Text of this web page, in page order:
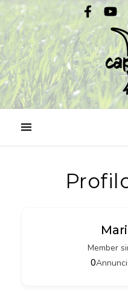
Member
0Annunci